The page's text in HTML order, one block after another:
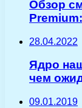
Обзор
28.04.2022
Ядро
чем
09.01.2019